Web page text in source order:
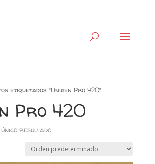
etiquetados “Uniden Pro 420”
Pro 420
resultado